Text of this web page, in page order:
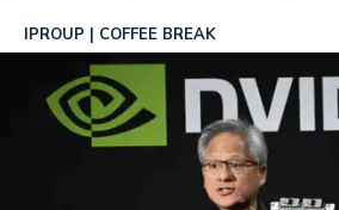
IPROUP COFFEE BREAK